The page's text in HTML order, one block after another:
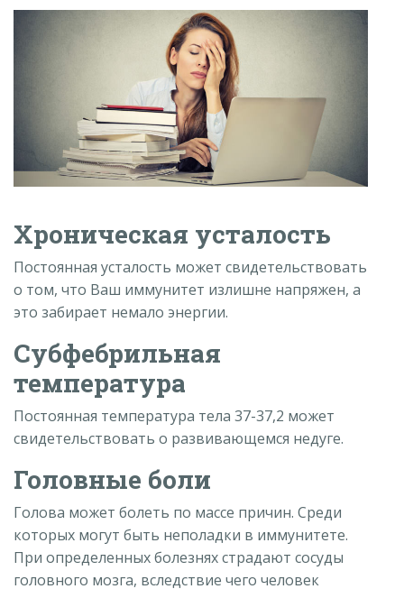
Хроническая усталость
Постоянная усталость может свидетельствовать
о том, что Ваш иммунитет излишне напряжен, а
это забирает немало энергии.
Субфебрильная
температура
Постоянная температура тела 37-37,2 может
свидетельствовать о развивающемся недуге.
Головные боли
Голова может болеть по массе причин. Среди
которых могут быть неполадки в иммунитете.
При определенных болезнях страдают сосуды
головного мозга, вследствие чего человек